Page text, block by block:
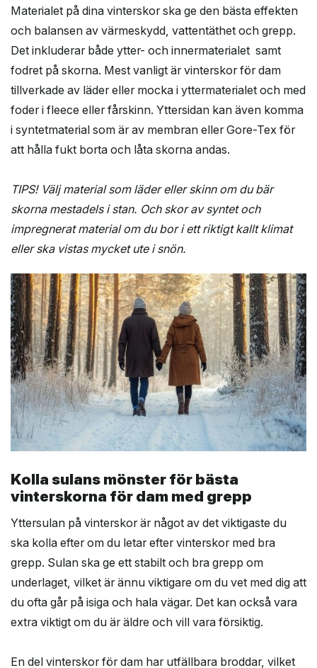
Materialet på dina vinterskor ska ge den bästa effekten
och balansen av värmeskydd, vattentäthet och grepp.
Det inkluderar både ytter- och innermaterialet samt
fodret på skorna. Mest vanligt är vinterskor för dam
tillverkade av läder eller mocka i yttermaterialet och med
foder i fleece eller fårskinn. Yttersidan kan även komma
i syntetmaterial som är av membran eller Gore-Tex för
att hålla fukt borta och låta skorna andas.
TIPS! Välj material som läder eller skinn om du bär
skorna mestadels i stan. Och skor av syntet och
impregnerat material om du bor i ett riktigt kallt klimat
eller ska vistas mycket ute i snön.
Kolla sulans mönster för bästa
vinterskorna för dam med grepp
Yttersulan på vinterskor är något av det viktigaste du
ska kolla efter om du letar efter vinterskor med bra
grepp. Sulan ska ge ett stabilt och bra grepp om
underlaget, vilket är ännu viktigare om du vet med dig att
du ofta går på isiga och hala vägar. Det kan också vara
extra viktigt om du är äldre och vill vara försiktig.
En del vinterskor för dam har utfällbara broddar, vilket